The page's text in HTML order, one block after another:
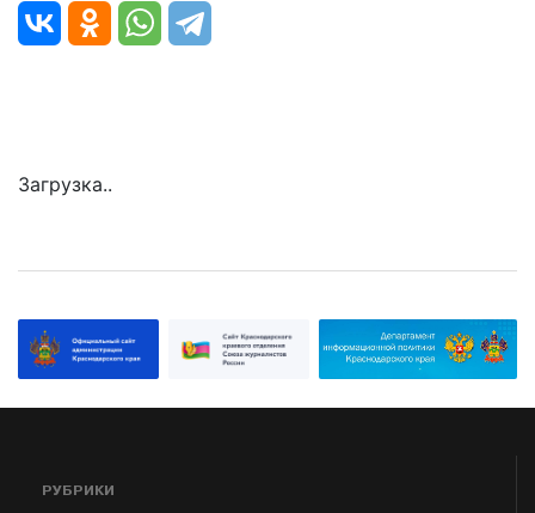
Загрузка..
РУБРИКИ